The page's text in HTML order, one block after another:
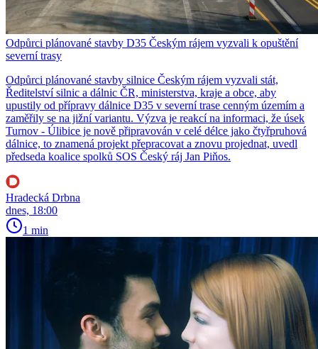
Odpůrci plánované stavby D35 Českým rájem vyzvali k opuštění
severní trasy
Odpůrci plánované stavby silnice Českým rájem vyzvali stát,
Ředitelství silnic a dálnic ČR, ministerstva, kraje a obce, aby
upustily od přípravy dálnice D35 v severní trase cenným územím a
zaměřily se na jižní variantu. Výzva je reakcí na informaci, že úsek
Turnov - Úlibice je nově připravován v celé délce jako čtyřpruhová
dálnice, to znamená projekt přepracovat a znovu projednat, uvedl
předseda koalice spolků SOS Český ráj Jan Piňos.
Hradecká Drbna
dnes, 18:00
1 min